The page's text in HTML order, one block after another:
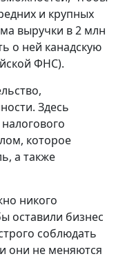
и крупных
выручки в 2 млн
о ней канадскую
ФНС).
Здесь
которое
а также
никого
оставили бизнес
соблюдать
они не меняются